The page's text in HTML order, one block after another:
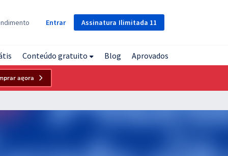
Assinatura Ilimitada 11
Entrar
Conteúdo gratuito Blog Aprovados
agora